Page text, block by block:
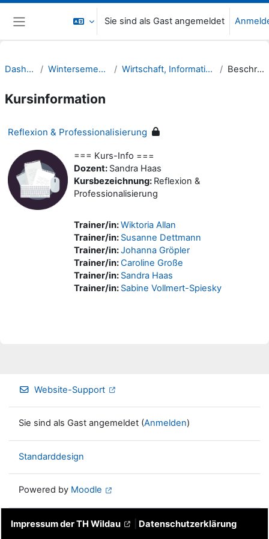
Zum Hauptinhalt
Website-Übersicht
Sie sind als Gast angemeldet
Dashboard Wintersemester 22/23 Wirtschaft, Informatik, Recht (WIR) Beschreibung
Kursinformation
Reflexion & Professionalisierung
=== Kurs-Info ===
Dozent: Sandra Haas
Kursbezeichnung: Reflexion &
Professionalisierung
Trainer/in:Wiktoria Allan
Trainer/in: Susanne Dettmann
Trainer/in:Johanna Gröpler
Trainer/in:Caroline Große
Trainer/in: Sandra Haas
Trainer/in: Sabine Vollmert-Spiesky
Website-Support
Sie sind als Gast angemeldet (Anmelden)
Standarddesign
Powered by Moodle
Impressum der TH Wildau Datenschutzerklärung